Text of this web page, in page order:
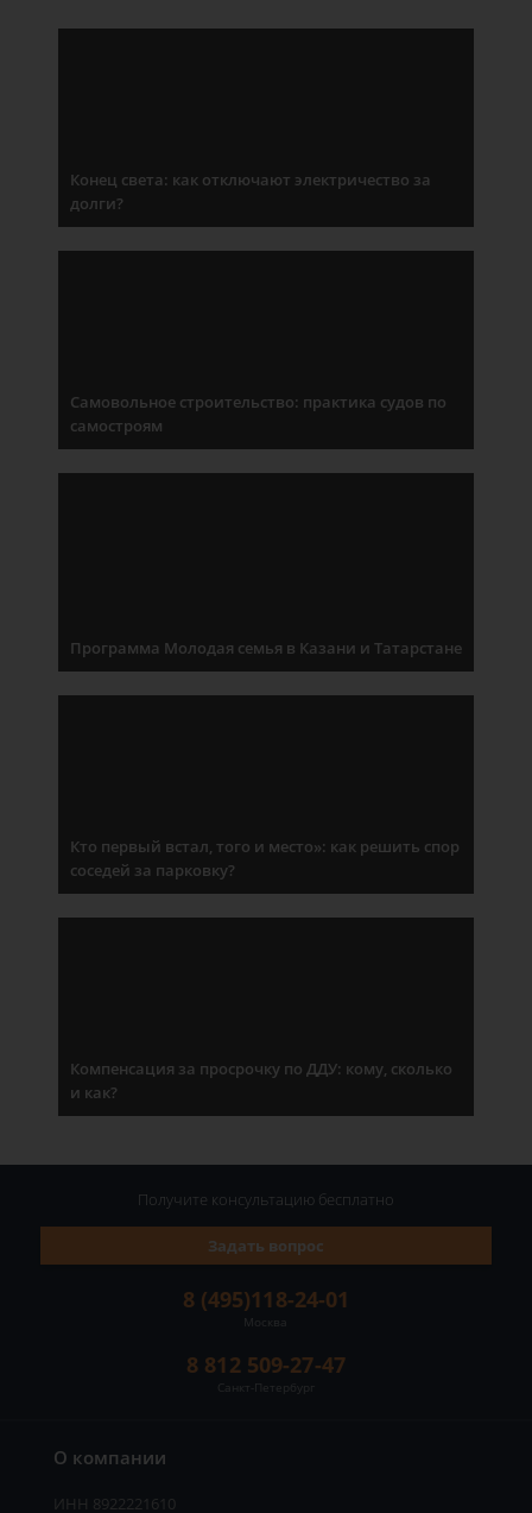
Конец света: как отключают электричество за
долги?
Самовольное строительство: практика судов по
самостроям
Программа Молодая семья в Казани и Татарстане
Кто первый встал, того и место»: как решить спор
соседей за парковку?
Компенсация за просрочку по ДДУ: кому, сколько
и как?
О компании
ИНН 8922221610
8 (495)118-24-01
Москва
8 812 509-27-47
Санкт-Петербург
Задать вопрос
Получите консультацию бесплатно